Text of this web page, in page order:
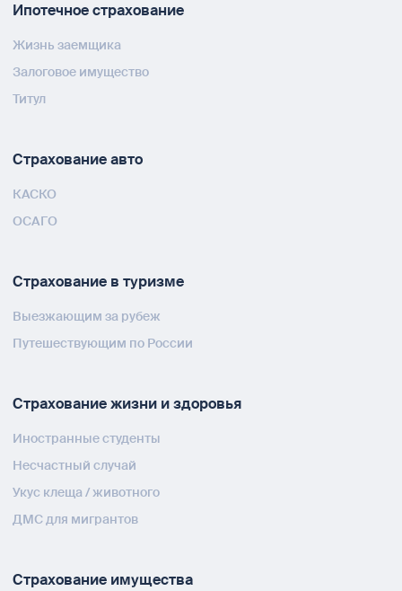
Ипотечное страхование
Жизнь заемщика
Залоговое имущество
Титул
Страхование авто
КАСКО
ОСАГО
Страхование в туризме
Выезжающим за рубеж
Путешествующим по России
Страхование жизни и здоровья
Иностранные студенты
Несчастный случай
Укус клеща / животного
ДМС для мигрантов
Страхование имущества